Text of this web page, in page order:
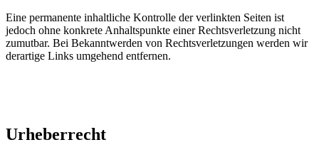
Eine permanente inhaltliche Kontrolle der verlinkten Seiten ist
jedoch ohne konkrete Anhaltspunkte einer Rechtsverletzung nicht
zumutbar. Bei Bekanntwerden von Rechtsverletzungen werden wir
derartige Links umgehend entfernen.
Urheberrecht